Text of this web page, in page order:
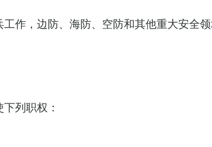
作，边防、海防、空防和其他重大安全
列职权：